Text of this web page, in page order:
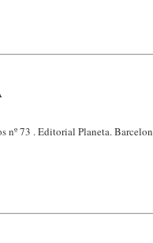
nº 73 . Editorial Planeta.